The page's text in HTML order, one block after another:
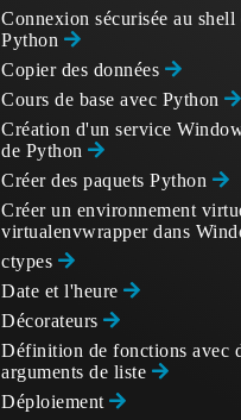
Connexion sécurisée au shell
Python
Copier des données
Cours de base avec Python
Création d'un service
de Python
Créer des paquets Python
Créer un environnement
virtualenvwrapper dans
ctypes
Date et l'heure
Décorateurs
Définition de fonctions avec
arguments de liste
Déploiement